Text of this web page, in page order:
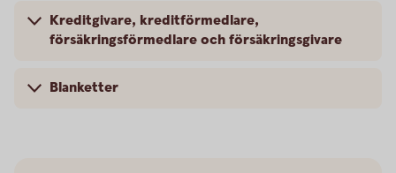
Kreditgivare, kreditförmedlare,
försäkringsförmedlare och försäkringsgivare
Blanketter